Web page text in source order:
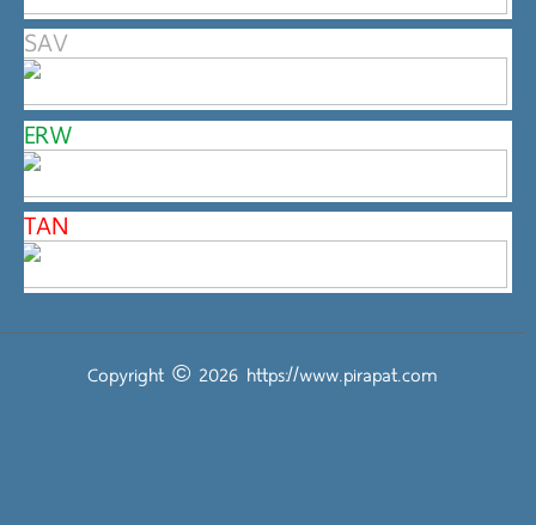
SAV
ERW
TAN
Copyright © 2026 https://www.pirapat.com